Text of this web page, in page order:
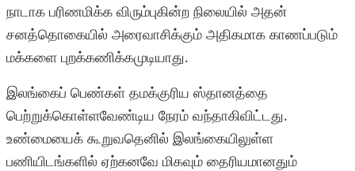
நாடாக பரிணமிக்க விரும்புகின்ற நிலையில் அதன்
சனத்தொகையில் அரைவாசிக்கும் அதிகமாக காணப்படும்
மக்களை புறக்கணிக்கமுடியாது.
இலங்கைப் பெண்கள் தமக்குரிய ஸ்தானத்தை
பெற்றுக்கொள்ளவேண்டிய நேரம் வந்தாகிவிட்டது.
உண்மையைக் கூறுவதெனில் இலங்கையிலுள்ள
பணியிடங்களில் ஏற்கனவே மிகவும் தைரியமானதும்